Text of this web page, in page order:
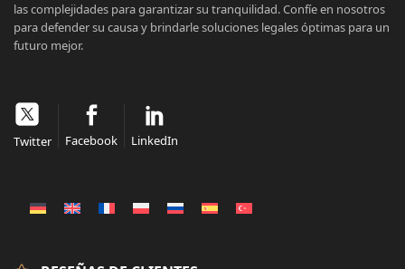
las complejidades para garantizar su tranquilidad. Confíe en nosotros
para defender su causa y brindarle soluciones legales óptimas para un
futuro mejor.
Twitter Facebook LinkedIn